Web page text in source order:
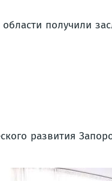
получили
развития